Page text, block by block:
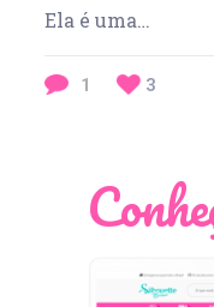
Ela é uma…
1 3